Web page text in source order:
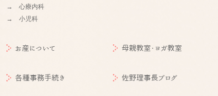
→ 心療内科
→ 小児科
お産について 母親教室・ヨガ教室
各種事務手続き 佐野理事長ブログ